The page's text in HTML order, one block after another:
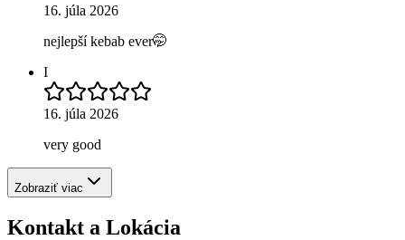
16. júla 2026
nejlepší kebab ever🤭
I
16. júla 2026
very good
Zobraziť viac
Kontakt a Lokácia